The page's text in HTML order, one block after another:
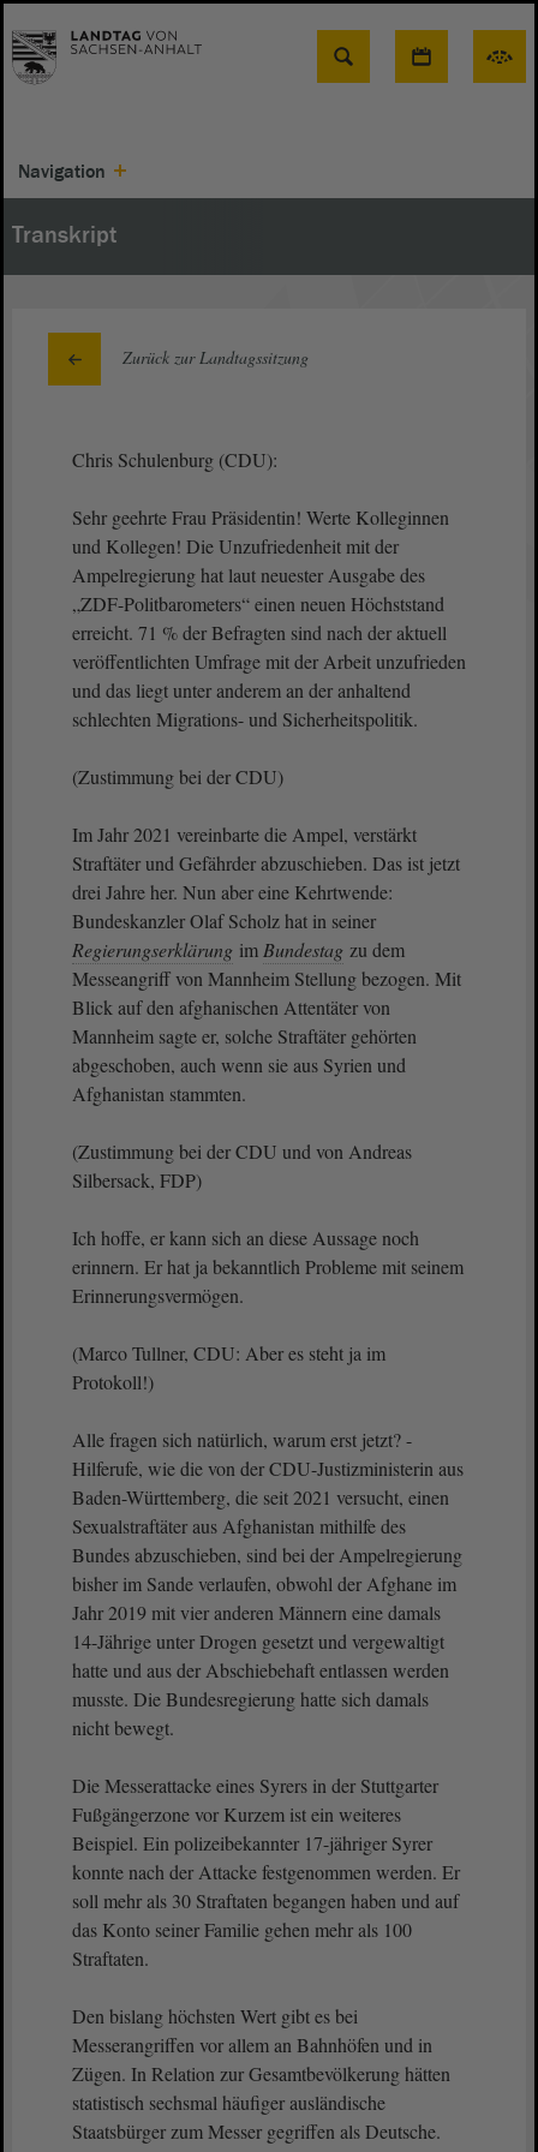
Suche
Navigation
Transkript
Zurück zur Landtagssitzung
Chris Schulenburg (CDU):
Sehr geehrte Frau Präsidentin! Werte Kolleginnen
und Kollegen! Die Unzufriedenheit mit der
Ampelregierung hat laut neuester Ausgabe des
„ZDF-Politbarometers“ einen neuen Höchststand
erreicht. 71 % der Befragten sind nach der aktuell
veröffentlichten Umfrage mit der Arbeit unzufrieden
und das liegt unter anderem an der anhaltend
schlechten Migrations- und Sicherheitspolitik.
(Zustimmung bei der CDU)
Im Jahr 2021 vereinbarte die Ampel, verstärkt
Straftäter und Gefährder abzuschieben. Das ist jetzt
drei Jahre her. Nun aber eine Kehrtwende:
Bundeskanzler Olaf Scholz hat in seiner
Regierungserklärung im Bundestag zu dem
Messeangriff von Mannheim Stellung bezogen. Mit
Blick auf den afghanischen Attentäter von
Mannheim sagte er, solche Straftäter gehörten
abgeschoben, auch wenn sie aus Syrien und
Afghanistan stammten.
(Zustimmung bei der CDU und von Andreas
Silbersack, FDP)
Ich hoffe, er kann sich an diese Aussage noch
erinnern. Er hat ja bekanntlich Probleme mit seinem
Erinnerungsvermögen.
(Marco Tullner, CDU: Aber es steht ja im
Protokoll!)
Alle fragen sich natürlich, warum erst jetzt? -
Hilferufe, wie die von der CDU-Justizministerin aus
Baden-Württemberg, die seit 2021 versucht, einen
Sexualstraftäter aus Afghanistan mithilfe des
Bundes abzuschieben, sind bei der Ampelregierung
bisher im Sande verlaufen, obwohl der Afghane im
Jahr 2019 mit vier anderen Männern eine damals
14-Jährige unter Drogen gesetzt und vergewaltigt
hatte und aus der Abschiebehaft entlassen werden
musste. Die Bundesregierung hatte sich damals
nicht bewegt.
Die Messerattacke eines Syrers in der Stuttgarter
Fußgängerzone vor Kurzem ist ein weiteres
Beispiel. Ein polizeibekannter 17-jähriger Syrer
konnte nach der Attacke festgenommen werden. Er
soll mehr als 30 Straftaten begangen haben und auf
das Konto seiner Familie gehen mehr als 100
Straftaten.
Den bislang höchsten Wert gibt es bei
Messerangriffen vor allem an Bahnhöfen und in
Zügen. In Relation zur Gesamtbevölkerung hätten
statistisch sechsmal häufiger ausländische
Staatsbürger zum Messer gegriffen als Deutsche.